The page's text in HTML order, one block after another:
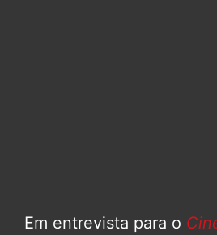
Em entrevista para o